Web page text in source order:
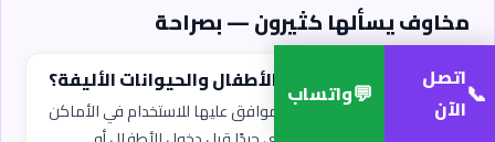
مخاوف يسألها كثيرون — بصراحة
هل التعقيم آمن على الأطفال والحيوانات الأليفة؟
نستخدم مواد معقمة آمنة موافق عليها للاستخدام في الأماكن 📞اتصل
الآن
💬واتساب